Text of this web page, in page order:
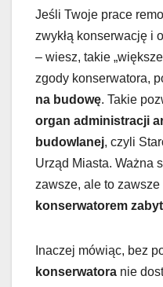
Jeśli Twoje prace
zwykłą konserwację i
– wiesz, takie
zgody konserwatora,
na budowę. Takie
organ administracji
budowlanej, czyli
Urząd Miasta. Ważna
zawsze, ale to
konserwatorem
Inaczej mówiąc, bez
konserwatora nie